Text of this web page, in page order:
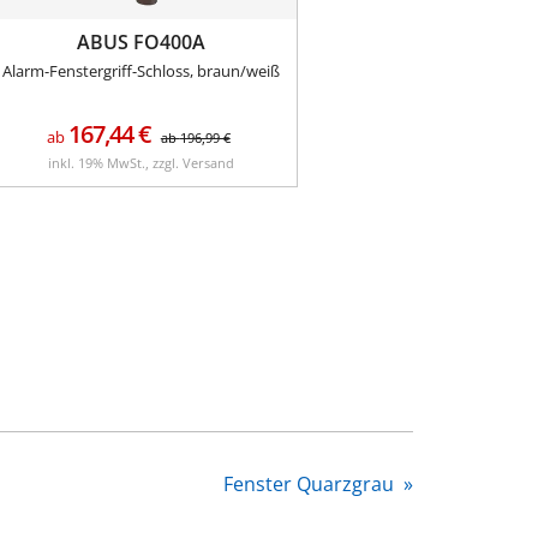
ABUS FO400A
Alarm-Fenstergriff-Schloss, braun/weiß
ab 167,44€ ab196,99€
inkl. 19% MwSt., zzgl. Versand
Fenster Quarzgrau »